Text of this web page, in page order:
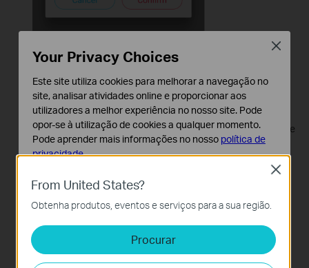
Pode ir à página Tapo Care para reconfirmar o número de
câmaras aplicadas ao plano Tapo Care.
From United States?
Obtenha produtos, eventos e serviços para a sua região.
Procurar
Close
Your Privacy Choices
Este site utiliza cookies para melhorar a navegação no
site, analisar atividades online e proporcionar aos
utilizadores a melhor experiência no nosso site. Pode
opor-se à utilização de cookies a qualquer momento.
Pode aprender mais informações no nosso política de
privacidade.
Os cookies são necessários para o funcionamento do
website e não podem ser desativados nos seus
Cookies de Análise e Marketing
Os cookies de analise permite-nos analisar as suas
Close